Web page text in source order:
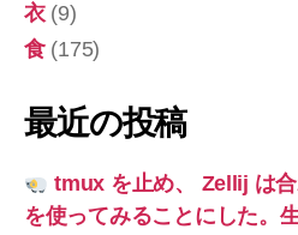
衣(9)
食(175)
最近の投稿
tmux を止め、 Zellij は
を使ってみることにした。